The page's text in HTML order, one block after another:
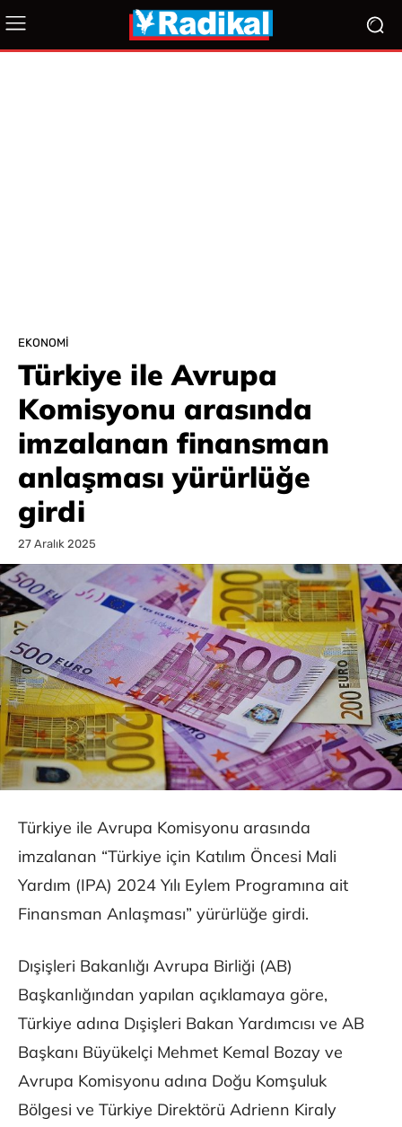
EKONOMI
Türkiye ile Avrupa
Komisyonu arasında
imzalanan finansman
anlaşması yürürlüğe
girdi
27 Aralık 2025
Türkiye ile Avrupa Komisyonu arasında
imzalanan “Türkiye için Katılım Öncesi Mali
Yardım (IPA) 2024 Yılı Eylem Programına ait
Finansman Anlaşması” yürürlüğe girdi.
Dışişleri Bakanlığı Avrupa Birliği (AB)
Başkanlığından yapılan açıklamaya göre,
Türkiye adına Dışişleri Bakan Yardımcısı ve AB
Başkanı Büyükelçi Mehmet Kemal Bozay ve
Avrupa Komisyonu adına Doğu Komşuluk
Bölgesi ve Türkiye Direktörü Adrienn Kiraly